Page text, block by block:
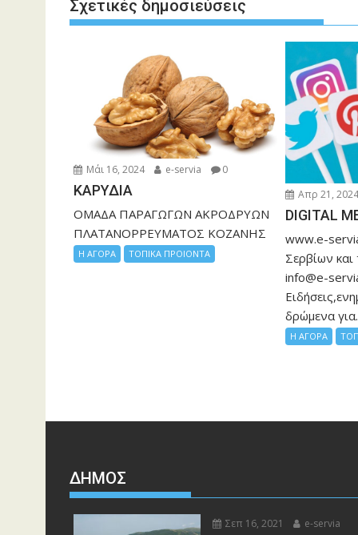
k er p
Σχετικές δημοσιεύσεις
Μάι 16, 2024 e-servia 0
ΚΑΡΥΔΙΑ
ΟΜΑΔΑ ΠΑΡΑΓΩΓΩΝ ΑΚΡΟΔΡΥΩΝ
ΠΛΑΤΑΝΟΡΡΕΥΜΑΤΟΣ ΚΟΖΑΝΗΣ
Η ΑΓΟΡΑ ΤΟΠΙΚΑ ΠΡΟΙΟΝΤΑ
Απρ 21,
DIGITAL
www.e-
Σερβίων και
info@e-
δρώμενα
Η ΑΓΟΡΑ
ΔΉΜΟΣ
Σεπ 16, 2021 e-servia